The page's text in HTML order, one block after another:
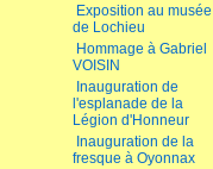
Exposition au musée
de Lochieu
Hommage à Gabriel
VOISIN
Inauguration de
l'esplanade de la
Légion d'Honneur
Inauguration de la
fresque à Oyonnax